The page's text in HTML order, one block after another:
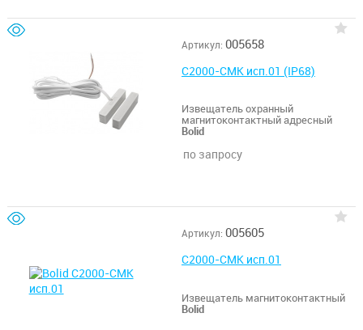
Артикул: 005658
С2000-СМК исп.01 (IP68)
Извещатель охранный
магнитоконтактный адресный
Bolid
по запросу
Артикул: 005605
С2000-СМК исп.01
Извещатель магнитоконтактный
Bolid